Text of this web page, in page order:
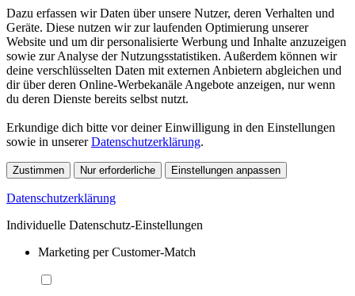
Dazu erfassen wir Daten über unsere Nutzer, deren Verhalten und
Geräte. Diese nutzen wir zur laufenden Optimierung unserer
Website und um dir personalisierte Werbung und Inhalte anzuzeigen
sowie zur Analyse der Nutzungsstatistiken. Außerdem können wir
deine verschlüsselten Daten mit externen Anbietern abgleichen und
dir über deren Online-Werbekanäle Angebote anzeigen, nur wenn
du deren Dienste bereits selbst nutzt.
Erkundige dich bitte vor deiner Einwilligung in den Einstellungen
sowie in unsererDatenschutzerklärung.
Zustimmen Nur erforderliche Einstellungen anpassen
Datenschutzerklärung
Individuelle Datenschutz-Einstellungen
Marketing per Customer-Match